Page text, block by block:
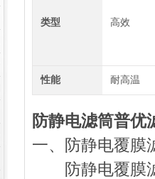
类型 高效
性能 耐高温
防静电滤筒普优
一、防静电覆膜
防静电覆膜滤